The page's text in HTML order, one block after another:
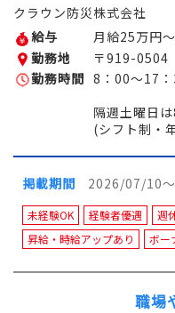
クラウン防災株式会社
給与
月給25万円
勤務地
〒919-
勤務時間 8：00～17
隔週土曜日
(シフト制・
掲載期間 2026/07/10
未経験OK 経験者優遇 週
昇給・時給アップあり
ボー
職場